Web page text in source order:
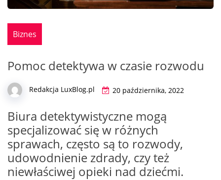
Biznes
Pomoc detektywa w czasie rozwodu
Redakcja LuxBlog.pl 20 października, 2022
Biura detektywistyczne mogą
specjalizować się w różnych
sprawach, często są to rozwody,
udowodnienie zdrady, czy też
niewłaściwej opieki nad dziećmi.